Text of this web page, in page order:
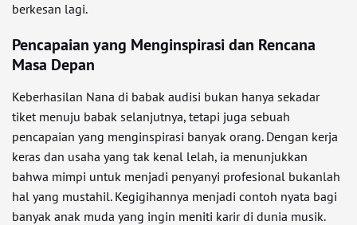
berkesan lagi.
Pencapaian yang Menginspirasi dan Rencana
Masa Depan
Keberhasilan Nana di babak audisi bukan hanya sekadar
tiket menuju babak selanjutnya, tetapi juga sebuah
pencapaian yang menginspirasi banyak orang. Dengan kerja
keras dan usaha yang tak kenal lelah, ia menunjukkan
bahwa mimpi untuk menjadi penyanyi profesional bukanlah
hal yang mustahil. Kegigihannya menjadi contoh nyata bagi
banyak anak muda yang ingin meniti karir di dunia musik.